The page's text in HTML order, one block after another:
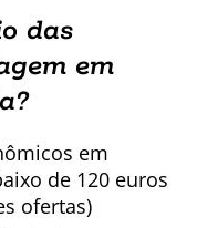
das
em
em
de 120 euros
ofertas)